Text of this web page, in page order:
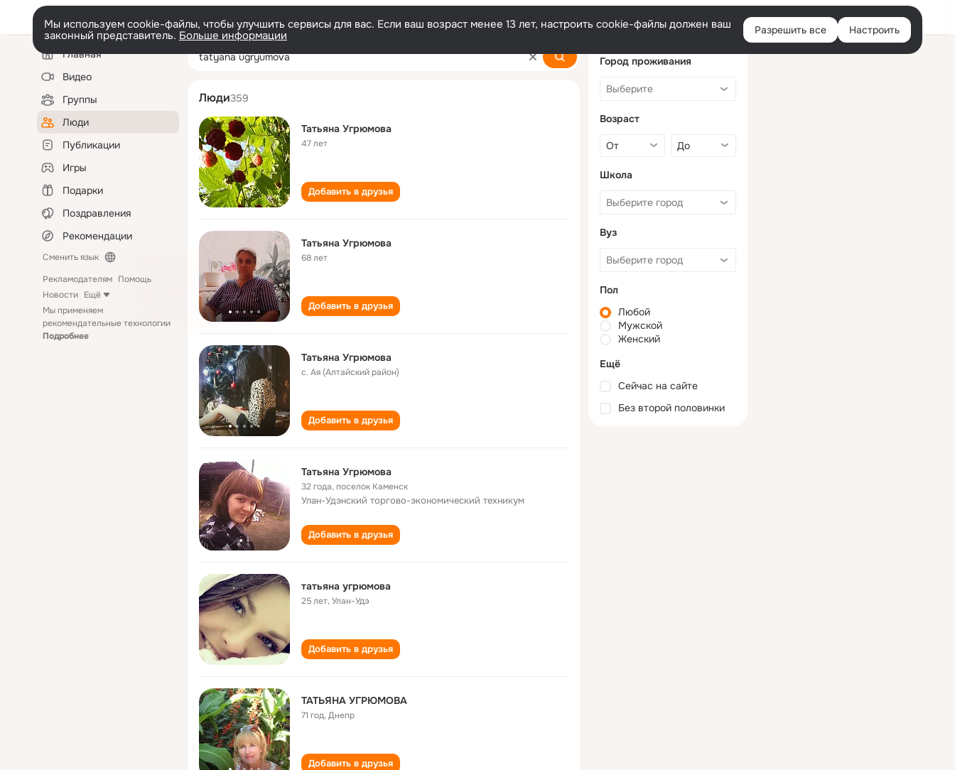
Войти
Мы используем cookie-файлы, чтобы улучшить сервисы для вас. Если ваш возраст менее 13 лет, настроить cookie-файлы должен ваш
законный представитель. Больше информации Разрешить все Настроить
Левая
колонкаГлавная
Видео
Группы
Люди
Публикации
Игры
Подарки
Поздравления
Рекомендации
Сменить язык
Рекламодателям Помощь
Новости Ещё
Мы применяем
рекомендательные технологии
Подробнее
tatyana ugryumova
Люди359
Татьяна Угрюмова
47 лет
Добавить в друзья
Татьяна Угрюмова
68 лет
Добавить в друзья
Татьяна Угрюмова
с. Ая (Алтайский район)
Добавить в друзья
Татьяна Угрюмова
32 года,поселок Каменск
Улан-Удэнский торгово-экономический техникум
Добавить в друзья
татьяна угрюмова
25 лет,Улан-Удэ
Добавить в друзья
ТАТЬЯНА УГРЮМОВА
71 год,Днепр
Добавить в друзья
Город проживания
Возраст
Школа
Вуз
Пол
Любой
Мужской
Женский
Ещё
Сейчас на сайте
Без второй половинки